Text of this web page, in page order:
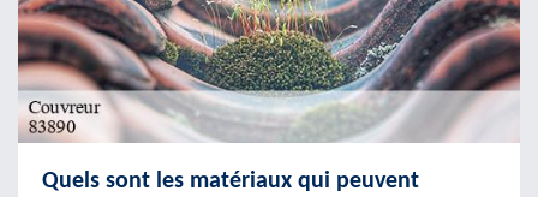
Quels sont les matériaux qui peuvent